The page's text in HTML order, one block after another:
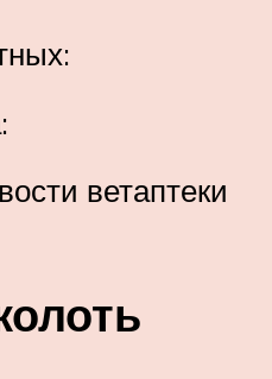
ветаптеки